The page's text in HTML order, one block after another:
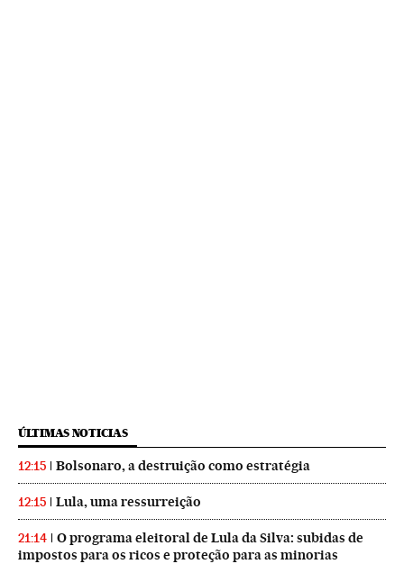
ÚLTIMAS NOTICIAS
12:15 Bolsonaro, a destruição como estratégia
12:15 Lula, uma ressurreição
21:14
O programa eleitoral de Lula da Silva: subidas de
impostos para os ricos e proteção para as minorias